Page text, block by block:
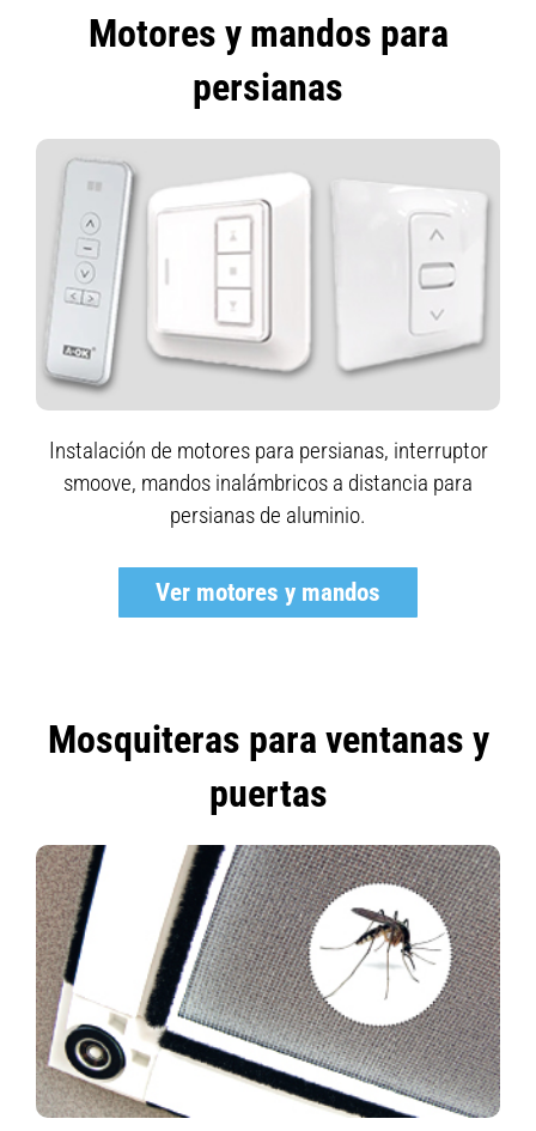
Motores y mandos para
persianas
Instalación de motores para persianas, interruptor
smoove, mandos inalámbricos a distancia para
persianas de aluminio.
Ver motores y mandos
Mosquiteras para ventanas y
puertas